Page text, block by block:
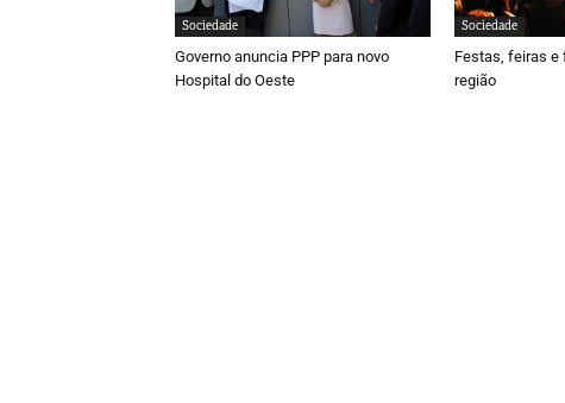
Sociedade
Governo anuncia PPP para novo
Hospital do Oeste
Sociedade
Festas, feiras e
região